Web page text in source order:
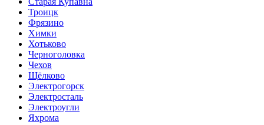
Троицк
Фрязино
Химки
Хотьково
Черноголовка
Чехов
Щёлково
Электрогорск
Электросталь
Электроугли
Яхрома